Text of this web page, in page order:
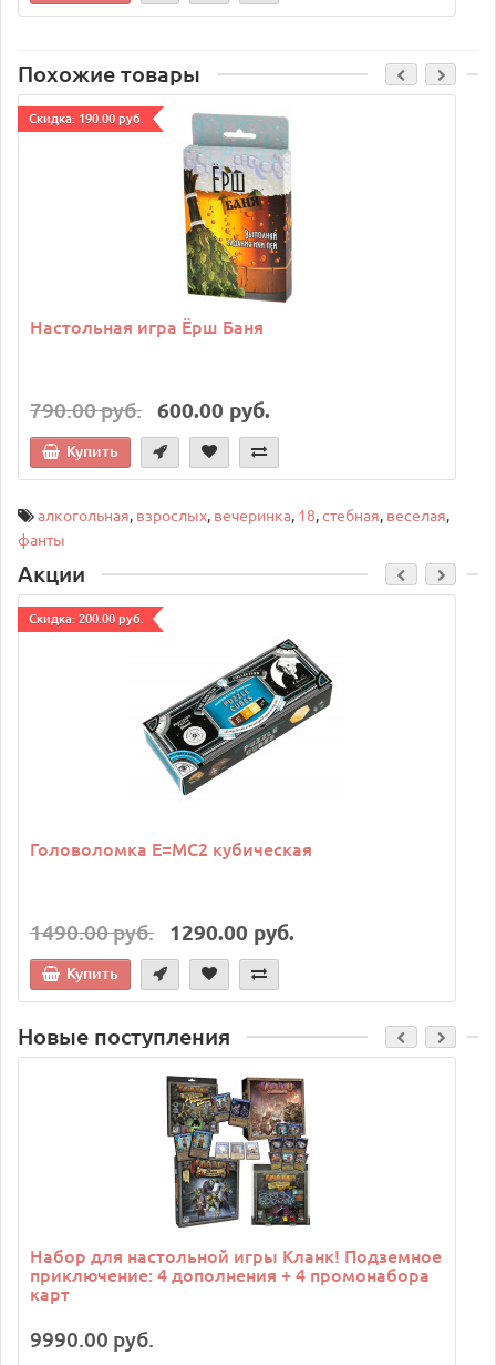
Похожие товары
Cкидка: 190.00 руб.
Настольная игра Ёрш Баня
790.00 руб. 600.00 руб.
Купить
алкогольная, взрослых, вечеринка, 18,стебная, веселая,
фанты
Акции
Cкидка: 200.00 руб.
Головоломка E=MC2 кубическая
1490.00 руб. 1290.00 руб.
Купить
Новые поступления
Набор для настольной игры Кланк! Подземное
приключение: 4 дополнения + 4 промонабора
карт
9990.00 руб.